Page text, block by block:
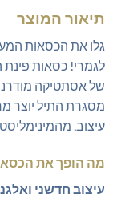
תיאור המוצר
גלו את הכסאות
של אסתטיקה
מסגרת התיל יוצר
עיצוב,
מה הופך את
עיצוב חדשני